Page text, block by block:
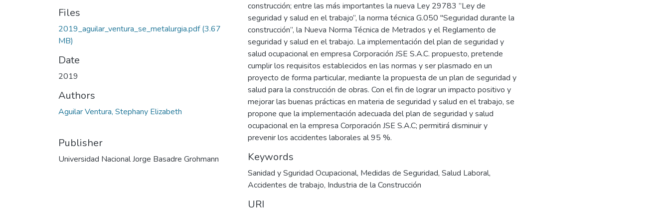
Files
2019_aguilar_ventura_se_metalurgia.pdf(3.67
MB)
Date
2019
Authors
Aguilar Ventura, Stephany Elizabeth
Publisher
Universidad Nacional Jorge Basadre Grohmann
construcción; entre las más importantes la nueva Ley 29783 ”Ley de
seguridad y salud en el trabajo”, la norma técnica G.050 "Seguridad durante la
construcción”, la Nueva Norma Técnica de Metrados y el Reglamento de
seguridad y salud en el trabajo. La implementación del plan de seguridad y
salud ocupacional en empresa Corporación JSE S.A.C. propuesto, pretende
cumplir los requisitos establecidos en las normas y ser plasmado en un
proyecto de forma particular, mediante la propuesta de un plan de seguridad y
salud para la construcción de obras. Con el fin de lograr un impacto positivo y
mejorar las buenas prácticas en materia de seguridad y salud en el trabajo, se
propone que la implementación adecuada del plan de seguridad y salud
ocupacional en la empresa Corporación JSE S.A.C; permitirá disminuir y
prevenir los accidentes laborales al 95 %.
Keywords
Sanidad y Sguridad Ocupacional, Medidas de Seguridad, Salud Laboral,
Accidentes de trabajo, Industria de la Construcción
URI